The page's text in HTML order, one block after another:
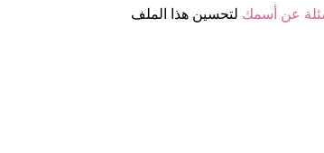
لتحسين هذا الملف